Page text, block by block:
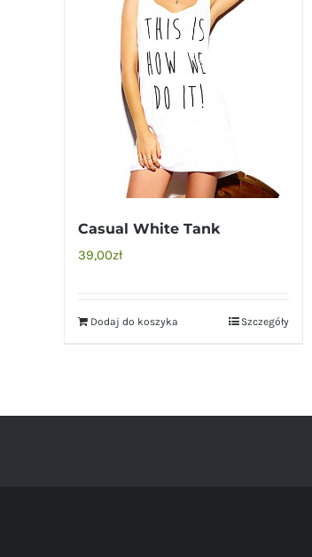
Casual White Tank
39,00zł
Dodaj do koszyka Szczegóły